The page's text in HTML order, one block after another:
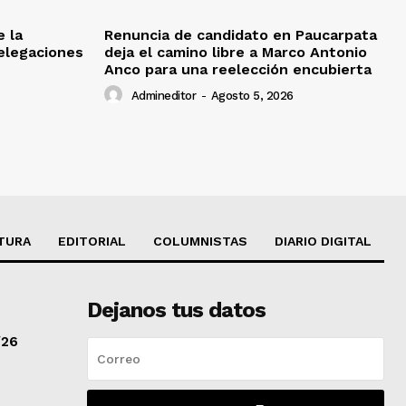
la
Renuncia de candidato en Paucarpata
deja el camino libre a Marco Antonio
Anco para una reelección encubierta
Admineditor - Agosto 5, 2026
EDITORIAL COLUMNISTAS DIARIO DIGITAL
Dejanos tus datos